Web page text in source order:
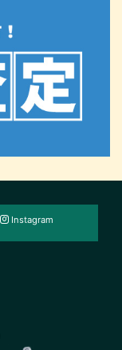
Instagram